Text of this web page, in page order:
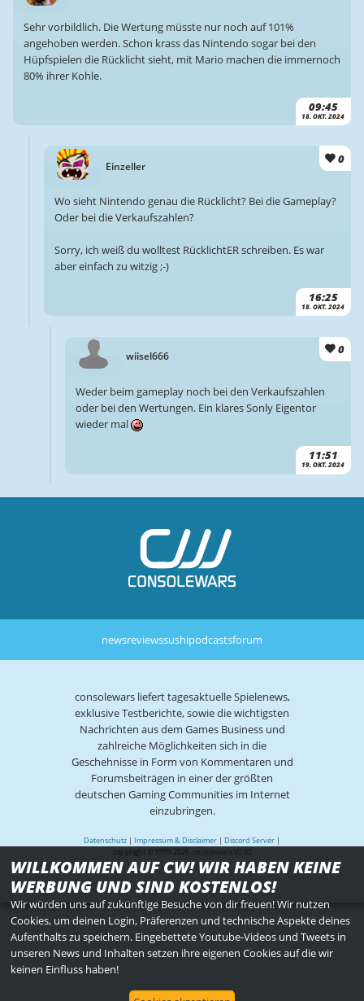
09:45
18. OKT. 2024
Sehr vorbildlich. Die Wertung müsste nur noch auf 101%
angehoben werden. Schon krass das Nintendo sogar bei den
Hüpfspielen die Rücklicht sieht, mit Mario machen die immernoch
80% ihrer Kohle.
Einzeller
0
16:25
18. OKT. 2024
Wo sieht Nintendo genau die Rücklicht? Bei die Gameplay?
Oder bei die Verkaufszahlen?
Sorry, ich weiß du wolltest RücklichtER schreiben. Es war
aber einfach zu witzig ;-)
wiisel666 0
11:51
19. OKT. 2024
Weder beim gameplay noch bei den Verkaufszahlen
oder bei den Wertungen. Ein klares Sonly Eigentor
wieder mal
newsreviewssushipodcastsforum
consolewars liefert tagesaktuelle Spielenews,
exklusive Testberichte, sowie die wichtigsten
Nachrichten aus dem Games Business und
zahlreiche Möglichkeiten sich in die
Geschehnisse in Form von Kommentaren und
Forumsbeiträgen in einer der größten
deutschen Gaming Communities im Internet
einzubringen.
Datenschutz | Impressum & Disclaimer | Discord Server |
copyright © 1999-2026 consolewars V2.82
WILLKOMMEN AUF CW! WIR HABEN KEINE
WERBUNG UND SIND KOSTENLOS!
Wir würden uns auf zukünftige Besuche von dir freuen! Wir nutzen
Cookies, um deinen Login, Präferenzen und technische Aspekte deines
Aufenthalts zu speichern. Eingebettete Youtube-Videos und Tweets in
unseren News und Inhalten setzen ihre eigenen Cookies auf die wir
keinen Einfluss haben!